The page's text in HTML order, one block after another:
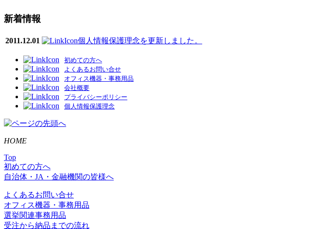
新着情報
2011.12.01 個人情報保護理念を更新しました。
初めての方へ
よくあるお問い合せ
オフィス機器・事務用品
会社概要
プライバシーポリシー
個人情報保護理念
HOME
Top
初めての方へ
自治体・JA・金融機関の皆様へ
よくあるお問い合せ
オフィス機器・事務用品
選挙関連事務用品
受注から納品までの流れ